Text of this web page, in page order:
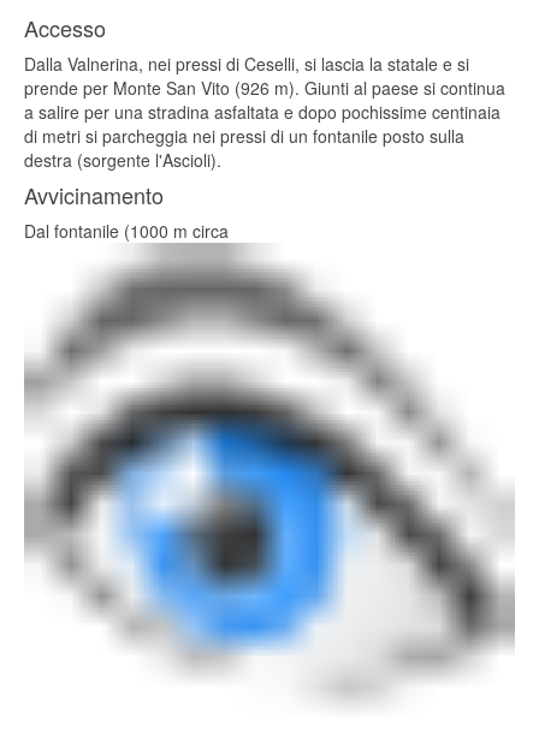
Accesso
Dalla Valnerina, nei pressi di Ceselli, si lascia la statale e si
prende per Monte San Vito (926 m). Giunti al paese si continua
a salire per una stradina asfaltata e dopo pochissime centinaia
di metri si parcheggia nei pressi di un fontanile posto sulla
destra (sorgente l'Ascioli).
Avvicinamento
Dal fontanile (1000 m circa